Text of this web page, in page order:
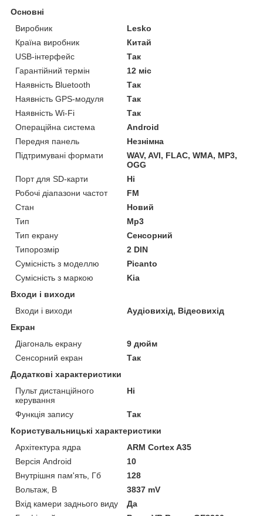
Основні
Виробник
Lesko
Країна виробник
Китай
USB-інтерфейс
Так
Гарантійний термін
12 міс
Наявність Bluetooth
Так
Наявність GPS-модуля
Так
Наявність Wi-Fi
Так
Операційна система
Android
Передня панель
Незнімна
Підтримувані формати
WAV, AVI, FLAC, WMA, MP3,
OGG
Порт для SD-карти
Ні
Робочі діапазони частот
FM
Стан
Новий
Тип
Mp3
Тип екрану
Сенсорний
Типорозмір
2 DIN
Сумісність з моделлю
Picanto
Сумісність з маркою
Kia
Входи і виходи
Входи і виходи
Аудіовихід, Відеовихід
Екран
Діагональ екрану
9 дюйм
Сенсорний екран
Так
Додаткові характеристики
Пульт дистанційного
керування
Ні
Функція запису
Так
Користувальницькі характеристики
Архітектура ядра
ARM Cortex A35
Версія Android
10
Внутрішня пам'ять, Гб
128
Вольтаж, В
3837 mV
Вхід камери заднього виду
Да